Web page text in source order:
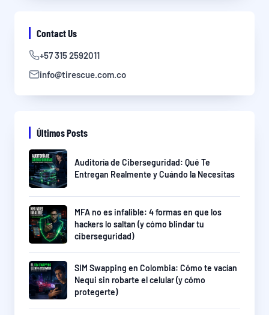
Contact Us
+57 315 2592011
info@tirescue.com.co
Últimos Posts
Auditoría de Ciberseguridad: Qué Te
Entregan Realmente y Cuándo la Necesitas
MFA no es infalible: 4 formas en que los
hackers lo saltan (y cómo blindar tu
ciberseguridad)
SIM Swapping en Colombia: Cómo te vacían
Nequi sin robarte el celular (y cómo
protegerte)